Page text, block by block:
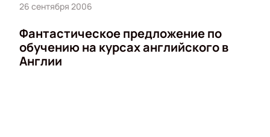
26 сентября 2006
Фантастическое предложение по
обучению на курсах английского в
Англии